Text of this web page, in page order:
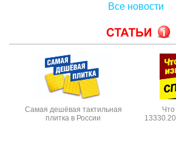
Все новости
Самая дешёвая тактильная
плитка в России